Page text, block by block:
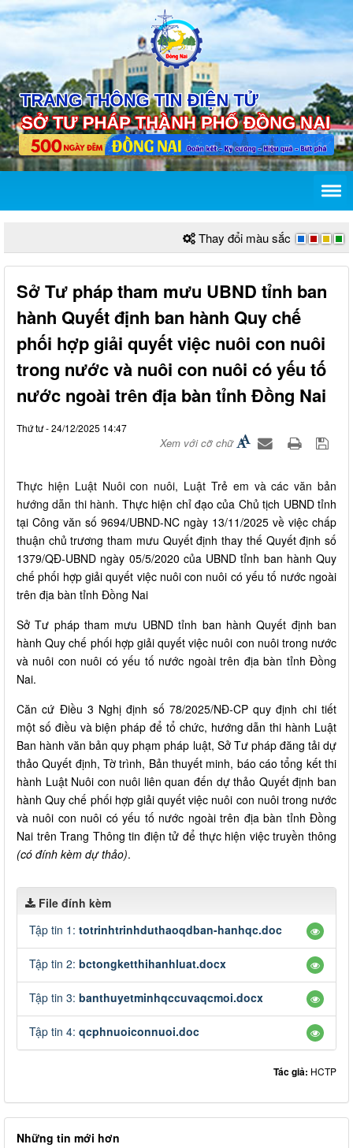
Thay đổi màu sắc
Sở Tư pháp tham mưu UBND tỉnh ban
hành Quyết định ban hành Quy chế
phối hợp giải quyết việc nuôi con nuôi
trong nước và nuôi con nuôi có yếu tố
nước ngoài trên địa bàn tỉnh Đồng Nai
Thứ tư - 24/12/2025 14:47
Xem với cỡ chữ
Thực hiện Luật Nuôi con nuôi, Luật Trẻ em và các văn bản
hướng dẫn thi hành. Thực hiện chỉ đạo của Chủ tịch UBND tỉnh
tại Công văn số 9694/UBND-NC ngày 13/11/2025 về việc chấp
thuận chủ trương tham mưu Quyết định thay thế Quyết định số
1379/QĐ-UBND ngày 05/5/2020 của UBND tỉnh ban hành Quy
chế phối hợp giải quyết việc nuôi con nuôi có yếu tố nước ngoài
trên địa bàn tỉnh Đồng Nai
Sở Tư pháp tham mưu UBND tỉnh ban hành Quyết định ban
hành Quy chế phối hợp giải quyết việc nuôi con nuôi trong nước
và nuôi con nuôi có yếu tố nước ngoài trên địa bàn tỉnh Đồng
Nai.
Căn cứ Điều 3 Nghị định số 78/2025/NĐ-CP quy định chi tiết
một số điều và biện pháp để tổ chức, hướng dẫn thi hành Luật
Ban hành văn bản quy phạm pháp luật, Sở Tư pháp đăng tải dự
thảo Quyết định, Tờ trình, Bản thuyết minh, báo cáo tổng kết thi
hành Luật Nuôi con nuôi liên quan đến dự thảo Quyết định ban
hành Quy chế phối hợp giải quyết việc nuôi con nuôi trong nước
và nuôi con nuôi có yếu tố nước ngoài trên địa bàn tỉnh Đồng
Nai trên Trang Thông tin điện tử để thực hiện việc truyền thông
(có đính kèm dự thảo).
File đính kèm
Tập tin 1: totrinhtrinhduthaoqdban-hanhqc.doc
Tập tin 2: bctongketthihanhluat.docx
Tập tin 3: banthuyetminhqccuvaqcmoi.docx
Tập tin 4: qcphnuoiconnuoi.doc
Tác giả: HCTP
Những tin mới hơn